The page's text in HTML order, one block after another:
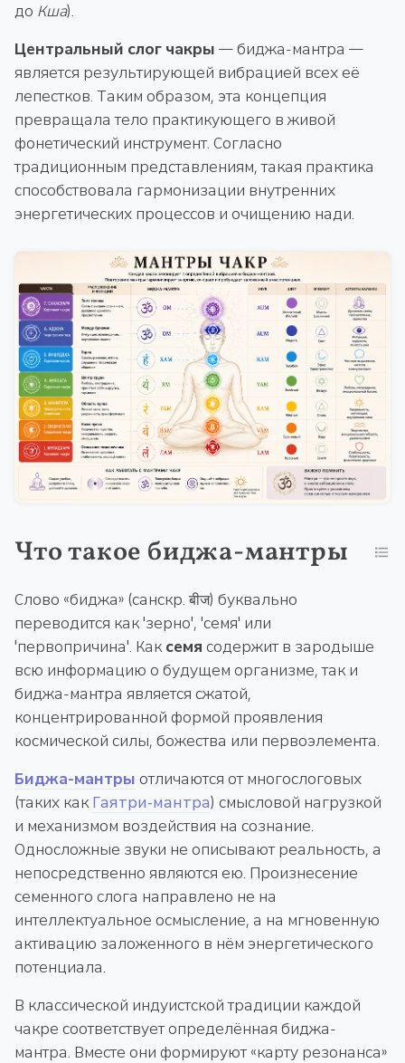
до Кша).
Центральный слог чакры — биджа-мантра —
является результирующей вибрацией всех её
лепестков. Таким образом, эта концепция
превращала тело практикующего в живой
фонетический инструмент. Согласно
традиционным представлениям, такая практика
способствовала гармонизации внутренних
энергетических процессов и очищению нади.
Что такое биджа-мантры
Слово «биджа» (санскр. बीज) буквально
переводится как 'зерно', 'семя' или
'первопричина'. Каксемя содержит в зародыше
всю информацию о будущем организме, так и
биджа-мантра является сжатой,
концентрированной формой проявления
космической силы, божества или первоэлемента.
Биджа-мантры отличаются от многослоговых
(таких какГаятри-мантра) смысловой нагрузкой
и механизмом воздействия на сознание.
Односложные звуки не описывают реальность, а
непосредственно являются ею. Произнесение
семенного слога направлено не на
интеллектуальное осмысление, а на мгновенную
активацию заложенного в нём энергетического
потенциала.
В классической индуистской традиции каждой
чакре соответствует определённая биджа-
мантра. Вместе они формируют «карту резонанса»